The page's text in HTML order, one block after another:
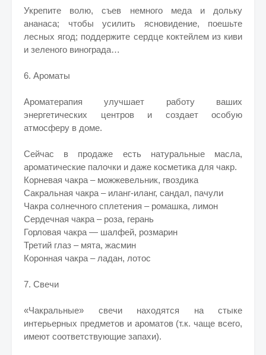
Укрепите волю, съев немного меда и дольку
ананаса; чтобы усилить ясновидение, поешьте
лесных ягод; поддержите сердце коктейлем из киви
и зеленого винограда…
6. Ароматы
Ароматерапия улучшает работу ваших
энергетических центров и создает особую
атмосферу в доме.
Сейчас в продаже есть натуральные масла,
ароматические палочки и даже косметика для чакр.
Корневая чакра – можжевельник, гвоздика
Сакральная чакра – иланг-иланг, сандал, пачули
Чакра солнечного сплетения – ромашка, лимон
Сердечная чакра – роза, герань
Горловая чакра — шалфей, розмарин
Третий глаз – мята, жасмин
Коронная чакра – ладан, лотос
7. Свечи
«Чакральные» свечи находятся на стыке
интерьерных предметов и ароматов (т.к. чаще всего,
имеют соответствующие запахи).